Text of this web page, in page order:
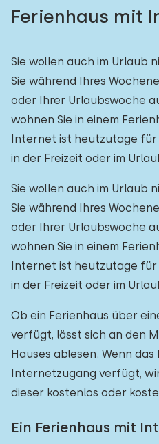
Ferienhaus mit
Sie wollen auch im Urlaub
Sie während Ihres
oder Ihrer Urlaubswoche
wohnen Sie in einem
Internet ist heutzutage für
in der Freizeit oder im
Sie wollen auch im Urlaub
Sie während Ihres
oder Ihrer Urlaubswoche
wohnen Sie in einem
Internet ist heutzutage für
in der Freizeit oder im
Ob ein Ferienhaus über
verfügt, lässt sich an den
Hauses ablesen. Wenn
Internetzugang verfügt,
dieser kostenlos oder
Ein Ferienhaus mit